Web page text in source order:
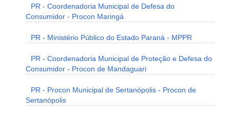
PR - Coordenadoria Municipal de Defesa do
Consumidor - Procon Maringá
PR - Ministério Público do Estado Paraná - MPPR
PR - Coordenadoria Municipal de Proteção e Defesa do
Consumidor - Procon de Mandaguari
PR - Procon Municipal de Sertanópolis - Procon de
Sertanópolis